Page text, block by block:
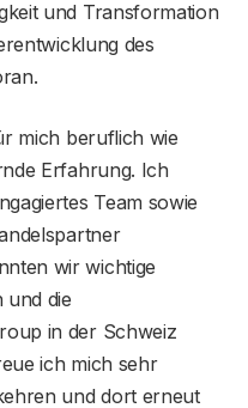
und Transformation
des
mich beruflich wie
Erfahrung. Ich
Team sowie
wir wichtige
und die
in der Schweiz
ich mich sehr
und dort erneut